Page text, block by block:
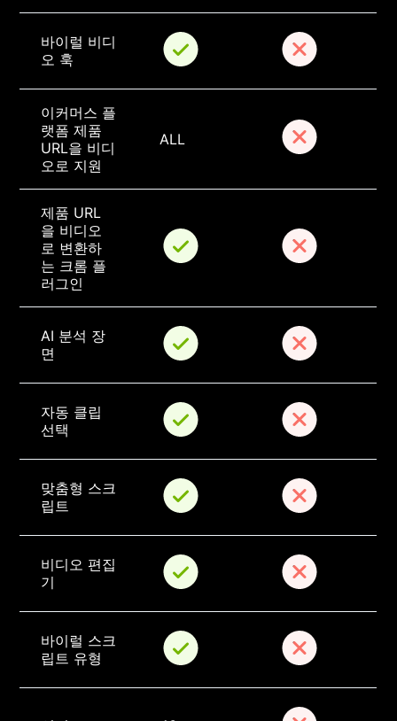
바이럴 비디
오 훅
이커머스 플
랫폼 제품
URL을 비디
오로 지원
ALL
제품 URL
을 비디오
로 변환하
는 크롬 플
러그인
AI 분석 장
면
자동 클립
선택
맞춤형 스크
립트
비디오 편집
기
바이럴 스크
립트 유형